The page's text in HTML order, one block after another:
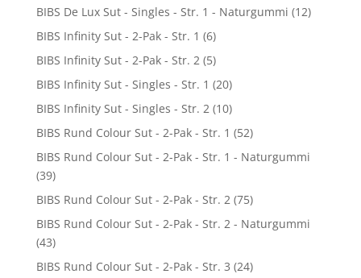
BIBS De Lux Sut - Singles - Str. 1 - Naturgummi (12)
BIBS Infinity Sut - 2-Pak - Str. 1 (6)
BIBS Infinity Sut - 2-Pak - Str. 2 (5)
BIBS Infinity Sut - Singles - Str. 1 (20)
BIBS Infinity Sut - Singles - Str. 2 (10)
BIBS Rund Colour Sut - 2-Pak - Str. 1 (52)
BIBS Rund Colour Sut - 2-Pak - Str. 1 - Naturgummi
(39)
BIBS Rund Colour Sut - 2-Pak - Str. 2 (75)
BIBS Rund Colour Sut - 2-Pak - Str. 2 - Naturgummi
(43)
BIBS Rund Colour Sut - 2-Pak - Str. 3 (24)